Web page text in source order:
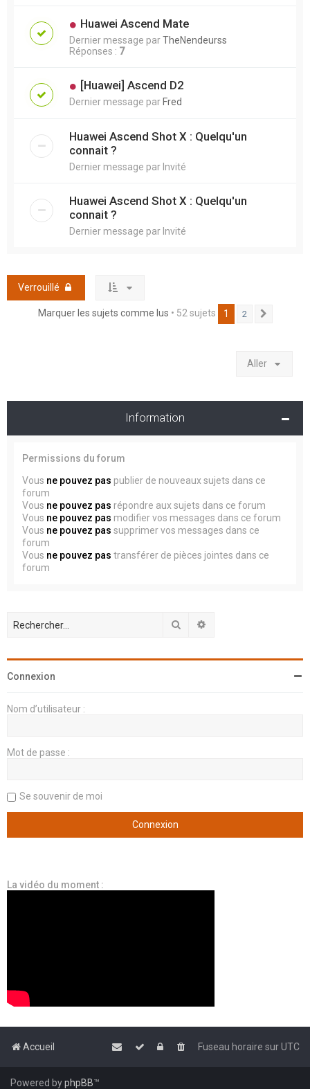
Huawei Ascend Mate
Dernier message parTheNendeurss
Réponses : 7
[Huawei] Ascend D2
Dernier message par Fred
Huawei Ascend Shot X : Quelqu'un
connait ?
Dernier message par Invité
Huawei Ascend Shot X : Quelqu'un
connait ?
Dernier message par Invité
Verrouillé
Marquer les sujets comme lus • 52 sujets 1 2
Aller
Information
Permissions du forum
Vous ne pouvez pas publier de nouveaux sujets dans ce
forum
Vous ne pouvez pas répondre aux sujets dans ce forum
Vous ne pouvez pas modifier vos messages dans ce forum
Vous ne pouvez pas supprimer vos messages dans ce
forum
Vous ne pouvez pas transférer de pièces jointes dans ce
forum
Rechercher
Connexion
Nom d’utilisateur :
Mot de passe :
Se souvenir de moi
La vidéo du moment :
Accueil Fuseau horaire surUTC
Powered byphpBB™